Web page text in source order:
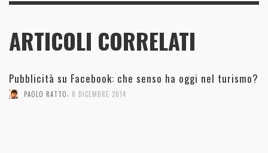
ARTICOLI CORRELATI
Pubblicità su Facebook: che senso ha oggi nel turismo?
PAOLO RATTO, 8 DICEMBRE 2014